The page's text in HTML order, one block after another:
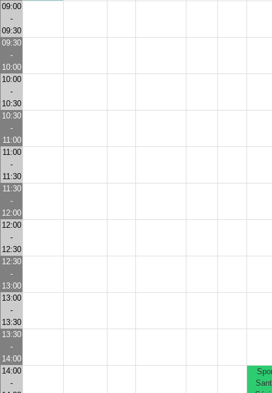
09:00
-
09:30
09:30
-
10:00
10:00
-
10:30
10:30
-
11:00
11:00
-
11:30
11:30
-
12:00
12:00
-
12:30
12:30
-
13:00
13:00
-
13:30
13:30
-
14:00
14:00
-